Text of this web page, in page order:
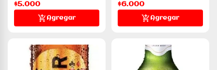
$5.000
Agregar
$6.000
Agregar